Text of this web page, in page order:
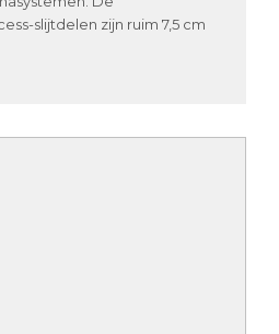
slijtdelen zijn ruim 7,5 cm